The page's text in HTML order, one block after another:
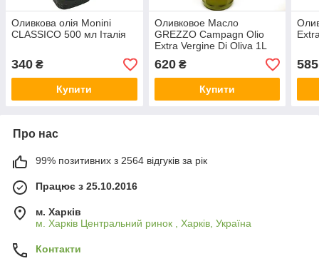
Оливкова олія Monini
CLASSICO 500 мл Італія
340 ₴
Купити
Оливковое Масло
GREZZO Campagn Olio
Extra Vergine Di Oliva 1L
620₴
Купити
585
Про нас
99% позитивних з 2564 відгуків за рік
Працює з 25.10.2016
м. Харків
м. Харків Центральний ринок , Харків, Україна
Контакти